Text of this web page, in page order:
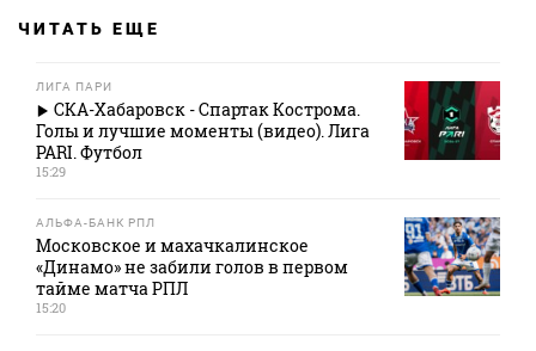
ЧИТАТЬ ЕЩЕ
ЛИГА ПАРИ
СКА-Хабаровск - Спартак Кострома.
Голы и лучшие моменты (видео). Лига
PARI. Футбол
15:29
АЛЬФА-БАНК РПЛ
Московское и махачкалинское
«Динамо» не забили голов в первом
тайме матча РПЛ
15:20